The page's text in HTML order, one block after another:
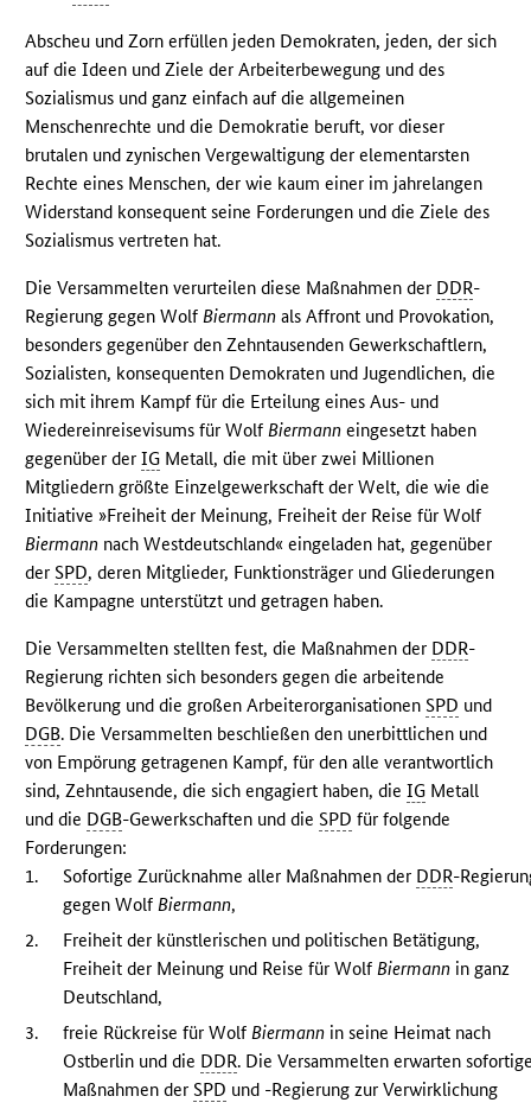
Abscheu und Zorn erfüllen jeden Demokraten, jeden, der sich
auf die Ideen und Ziele der Arbeiterbewegung und des
Sozialismus und ganz einfach auf die allgemeinen
Menschenrechte und die Demokratie beruft, vor dieser
brutalen und zynischen Vergewaltigung der elementarsten
Rechte eines Menschen, der wie kaum einer im jahrelangen
Widerstand konsequent seine Forderungen und die Ziele des
Sozialismus vertreten hat.
Die Versammelten verurteilen diese Maßnahmen der DDR-
Regierung gegen WolfBiermann als Affront und Provokation,
besonders gegenüber den Zehntausenden Gewerkschaftlern,
Sozialisten, konsequenten Demokraten und Jugendlichen, die
sich mit ihrem Kampf für die Erteilung eines Aus- und
Wiedereinreisevisums für WolfBiermann eingesetzt haben
gegenüber derIG Metall, die mit über zwei Millionen
Mitgliedern größte Einzelgewerkschaft der Welt, die wie die
Initiative »Freiheit der Meinung, Freiheit der Reise für Wolf
Biermann nach Westdeutschland« eingeladen hat, gegenüber
derSPD, deren Mitglieder, Funktionsträger und Gliederungen
die Kampagne unterstützt und getragen haben.
Die Versammelten stellten fest, die Maßnahmen der DDR-
Regierung richten sich besonders gegen die arbeitende
Bevölkerung und die großen ArbeiterorganisationenSPD und
DGB. Die Versammelten beschließen den unerbittlichen und
von Empörung getragenen Kampf, für den alle verantwortlich
sind, Zehntausende, die sich engagiert haben, dieIG Metall
und die DGB-Gewerkschaften und dieSPD für folgende
Forderungen:
1.
Sofortige Zurücknahme aller Maßnahmen der DDR-
gegen WolfBiermann,
2.
Freiheit der künstlerischen und politischen Betätigung,
Freiheit der Meinung und Reise für WolfBiermann in ganz
Deutschland,
3.
freie Rückreise für WolfBiermann in seine Heimat nach
Ostberlin und die DDR. Die Versammelten erwarten
Maßnahmen derSPD und -Regierung zur Verwirklichung